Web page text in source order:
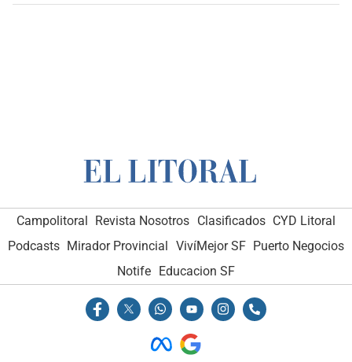
Campolitoral Revista Nosotros Clasificados CYD Litoral
Podcasts Mirador Provincial VivíMejor SF Puerto Negocios
Notife Educacion SF